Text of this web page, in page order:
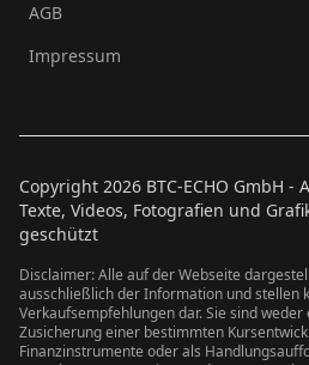
AGB
Impressum
Copyright 2026 BTC-ECHO GmbH
Texte, Videos, Fotografien und
geschützt
Disclaimer: Alle auf der Webseite
ausschließlich der Information und stellen
Verkaufsempfehlungen dar. Sie sind
Zusicherung einer bestimmten
Finanzinstrumente oder als